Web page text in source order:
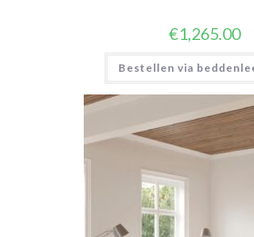
€1,265.00
Bestellen via